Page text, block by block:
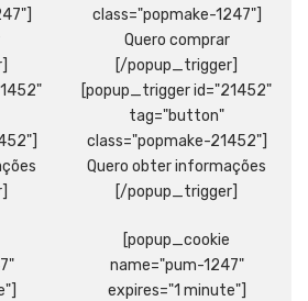
class="popmake-1247"]
Quero comprar
[/popup_trigger]
[popup_trigger id="21452"
tag="button"
class="popmake-21452"]
Quero obter informações
[/popup_trigger]
[popup_cookie
name="pum-1247"
expires="1 minute"]